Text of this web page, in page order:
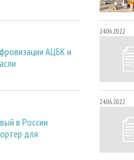
АЦБК и
в России
для
24.06.2022
24.06.2022